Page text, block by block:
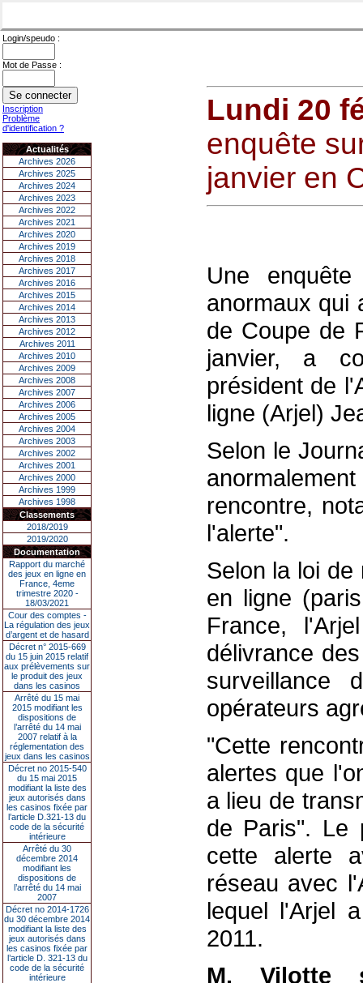
Login/speudo :
Mot de Passe :
Inscription
Problème
d'identification ?
Actualités
Archives 2026
Archives 2025
Archives 2024
Archives 2023
Archives 2022
Archives 2021
Archives 2020
Archives 2019
Archives 2018
Archives 2017
Archives 2016
Archives 2015
Archives 2014
Archives 2013
Archives 2012
Archives 2011
Archives 2010
Archives 2009
Archives 2008
Archives 2007
Archives 2006
Archives 2005
Archives 2004
Archives 2003
Archives 2002
Archives 2001
Archives 2000
Archives 1999
Archives 1998
Classements
2018/2019
2019/2020
Documentation
Rapport du marché
des jeux en ligne en
France, 4eme
trimestre 2020 -
18/03/2021
Cour des comptes -
La régulation des jeux
d’argent et de hasard
Décret n° 2015-669
du 15 juin 2015 relatif
aux prélèvements sur
le produit des jeux
dans les casinos
Arrêté du 15 mai
2015 modifiant les
dispositions de
l’arrêté du 14 mai
2007 relatif à la
réglementation des
jeux dans les casinos
Décret no 2015-540
du 15 mai 2015
modifiant la liste des
jeux autorisés dans
les casinos fixée par
l’article D.321-13 du
code de la sécurité
intérieure
Arrêté du 30
décembre 2014
modifiant les
dispositions de
l’arrêté du 14 mai
2007
Décret no 2014-1726
du 30 décembre 2014
modifiant la liste des
jeux autorisés dans
les casinos fixée par
l’article D. 321-13 du
code de la sécurité
intérieure
Lundi 20
enquête
janvier en
Une
anormaux qui
de Coupe de
janvier, a
président de
ligne (Arjel)
Selon le
rencontre,
l'alerte".
Selon la loi
en ligne
France,
délivrance
surveillance
opérateurs
"Cette
alertes que
a lieu de
de Paris". Le
cette alerte
réseau avec
lequel l'Arjel
2011.
M. Vilotte